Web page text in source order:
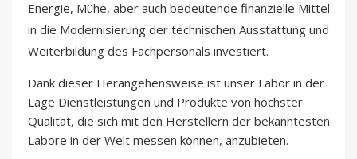
Energie, Mühe, aber auch bedeutende finanzielle Mittel
in die Modernisierung der technischen Ausstattung und
Weiterbildung des Fachpersonals investiert.
Dank dieser Herangehensweise ist unser Labor in der
Lage Dienstleistungen und Produkte von höchster
Qualität, die sich mit den Herstellern der bekanntesten
Labore in der Welt messen können, anzubieten.